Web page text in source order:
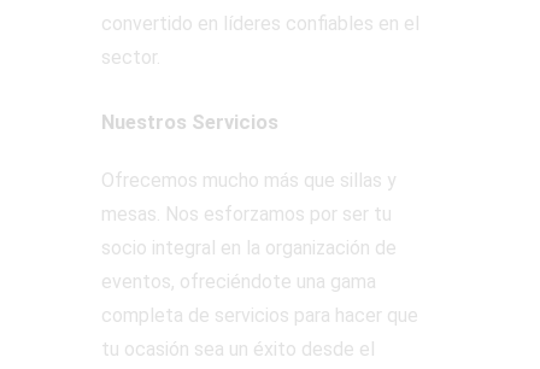
convertido en líderes confiables en el
sector.
Nuestros Servicios
Ofrecemos mucho más que sillas y
mesas. Nos esforzamos por ser tu
socio integral en la organización de
eventos, ofreciéndote una gama
completa de servicios para hacer que
tu ocasión sea un éxito desde el